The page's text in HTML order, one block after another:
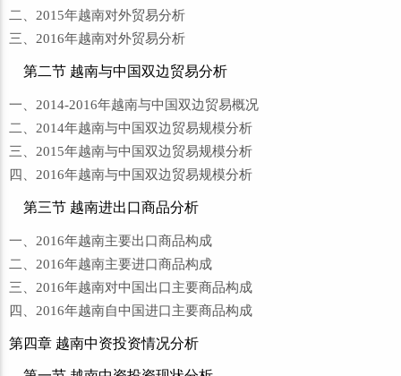
二、2015年越南对外贸易分析
三、2016年越南对外贸易分析
第二节 越南与中国双边贸易分析
一、2014-2016年越南与中国双边贸易概况
二、2014年越南与中国双边贸易规模分析
三、2015年越南与中国双边贸易规模分析
四、2016年越南与中国双边贸易规模分析
第三节 越南进出口商品分析
一、2016年越南主要出口商品构成
二、2016年越南主要进口商品构成
三、2016年越南对中国出口主要商品构成
四、2016年越南自中国进口主要商品构成
第四章 越南中资投资情况分析